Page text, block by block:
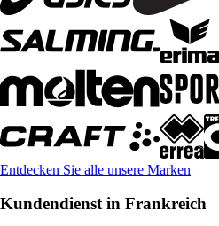
Entdecken Sie alle unsere Marken
Kundendienst in Frankreich